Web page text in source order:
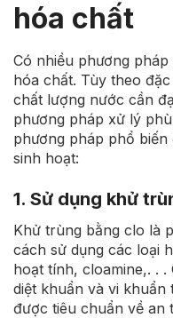
hóa chất
Có nhiều phương
hóa chất. Tùy theo
chất lượng nước cần
phương pháp xử lý
phương pháp phổ
sinh hoạt:
1. Sử dụng khử
Khử trùng bằng clo là
cách sử dụng các loại
hoạt tính, cloamine,. .
diệt khuẩn và vi
được tiêu chuẩn về an